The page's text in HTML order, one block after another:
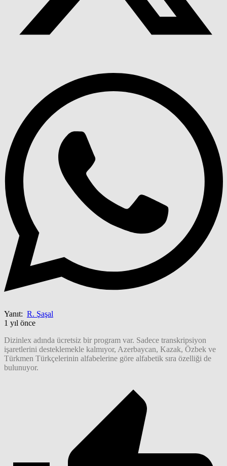
Yanıt: R. Şaşal
1 yıl önce
Dizinlex adında ücretsiz bir program var. Sadece transkripsiyon
işaretlerini desteklemekle kalmıyor, Azerbaycan, Kazak, Özbek ve
Türkmen Türkçelerinin alfabelerine göre alfabetik sıra özelliği de
bulunuyor.